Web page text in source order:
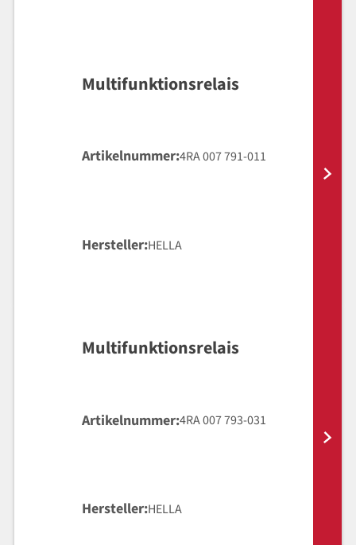
Multifunktionsrelais
Artikelnummer 4RA 007 791-011
Hersteller HELLA
Multifunktionsrelais
Artikelnummer 4RA 007 793-031
Hersteller HELLA